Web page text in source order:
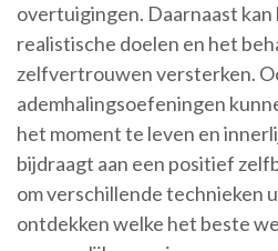
overtuigingen. Daarnaast kan
realistische doelen en het
zelfvertrouwen versterken.
ademhalingsoefeningen
het moment te leven en
bijdraagt aan een positief
om verschillende technieken
ontdekken welke het beste